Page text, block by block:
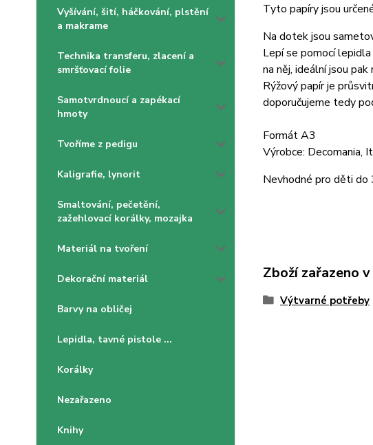
Vyšívání, šití, háčkování, plstění
a makrame
Technika transferu, zlacení a
smršťovací folie
Samotvrdnoucí a zapékací
hmoty
Tvoříme z pedigu
Kaligrafie, lynorit
Smaltování, pečetění,
zažehlovací korálky, mozajka
Materiál na tvoření
Dekorační materiál
Barvy na obličej
Lepidla, tavné pistole ...
Korálky
Nezařazeno
Knihy
Tyto papíry jsou
Na dotek jsou
Lepí se pomocí
na něj, ideální jsou pak
Rýžový papír je
doporučujeme tedy
Formát A3
Výrobce: Decomania,
Nevhodné pro děti do
Zboží zařazeno
Výtvarné potřeby